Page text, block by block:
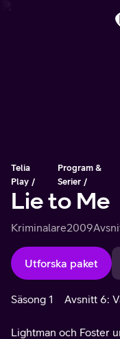
Telia
Play
Program &
Serier
Lie to Me
Kriminalare2009
Utforska paket
Säsong 1 Avsnitt 6:
Lightman och Foster